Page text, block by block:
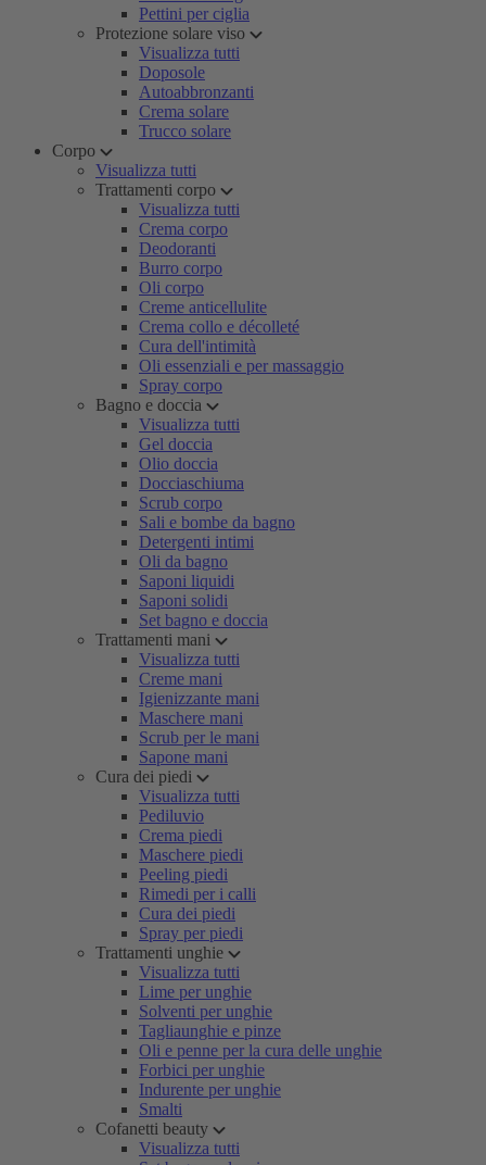
Pettini per ciglia
Protezione solare viso
Visualizza tutti
Doposole
Autoabbronzanti
Crema solare
Trucco solare
Corpo
Visualizza tutti
Trattamenti corpo
Visualizza tutti
Crema corpo
Deodoranti
Burro corpo
Oli corpo
Creme anticellulite
Crema collo e décolleté
Cura dell'intimità
Oli essenziali e per massaggio
Spray corpo
Bagno e doccia
Visualizza tutti
Gel doccia
Olio doccia
Docciaschiuma
Scrub corpo
Sali e bombe da bagno
Detergenti intimi
Oli da bagno
Saponi liquidi
Saponi solidi
Set bagno e doccia
Trattamenti mani
Visualizza tutti
Creme mani
Igienizzante mani
Maschere mani
Scrub per le mani
Sapone mani
Cura dei piedi
Visualizza tutti
Pediluvio
Crema piedi
Maschere piedi
Peeling piedi
Rimedi per i calli
Cura dei piedi
Spray per piedi
Trattamenti unghie
Visualizza tutti
Lime per unghie
Solventi per unghie
Tagliaunghie e pinze
Oli e penne per la cura delle unghie
Forbici per unghie
Indurente per unghie
Smalti
Cofanetti beauty
Visualizza tutti